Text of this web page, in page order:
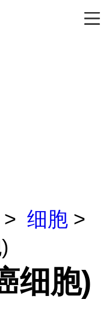
> 细胞 >
细胞)